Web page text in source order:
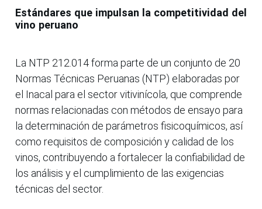
Estándares que impulsan la competitividad del
vino peruano
La NTP 212.014 forma parte de un conjunto de 20
Normas Técnicas Peruanas (NTP) elaboradas por
el Inacal para el sector vitivinícola, que comprende
normas relacionadas con métodos de ensayo para
la determinación de parámetros fisicoquímicos, así
como requisitos de composición y calidad de los
vinos, contribuyendo a fortalecer la confiabilidad de
los análisis y el cumplimiento de las exigencias
técnicas del sector.